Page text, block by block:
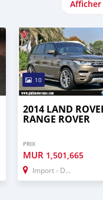
10
2014 LAND
RANGE ROVER
PRIX
MUR 1,501,665
Import - Dubai